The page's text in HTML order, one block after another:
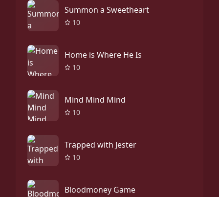
Summon a Sweetheart
10
Home is Where He Is
10
Mind Mind Mind
10
Trapped with Jester
10
Bloodmoney Game